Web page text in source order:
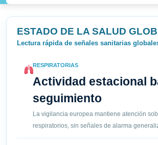
ESTADO DE LA SALUD
Lectura rápida de señales sanitarias
RESPIRATORIAS
Actividad estacional
seguimiento
La vigilancia europea mantiene atención
respiratorios, sin señales de alarma